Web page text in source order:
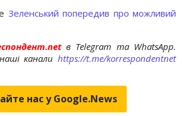
Зеленський попередив про можливий
в Telegram та WhatsApp.
канали https://t.me/korrespondentnet
нас у Google.News